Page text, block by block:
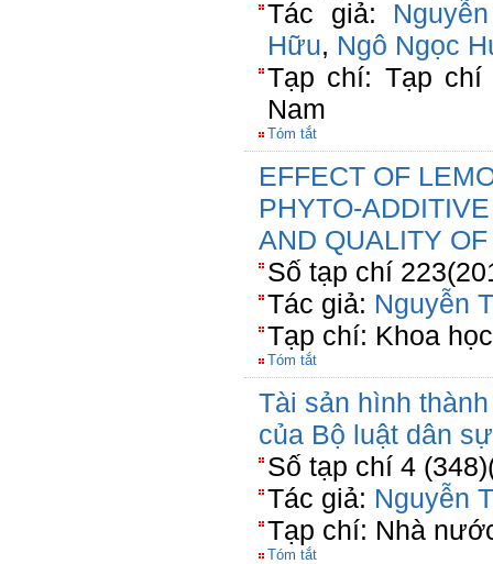
Tác giả:
Hữu, Ngô Ngọc
Tạp chí: Tạp chí
Nam
Tóm tắt
EFFECT OF
PHYTO-
AND QUALITY
Số tạp chí
Tác giả: Nguyễn
Tạp chí: Khoa
Tóm tắt
Tài sản hình
của Bộ luật dân
Số tạp chí 4
Tác giả: Nguyễn
Tạp chí: Nhà
Tóm tắt